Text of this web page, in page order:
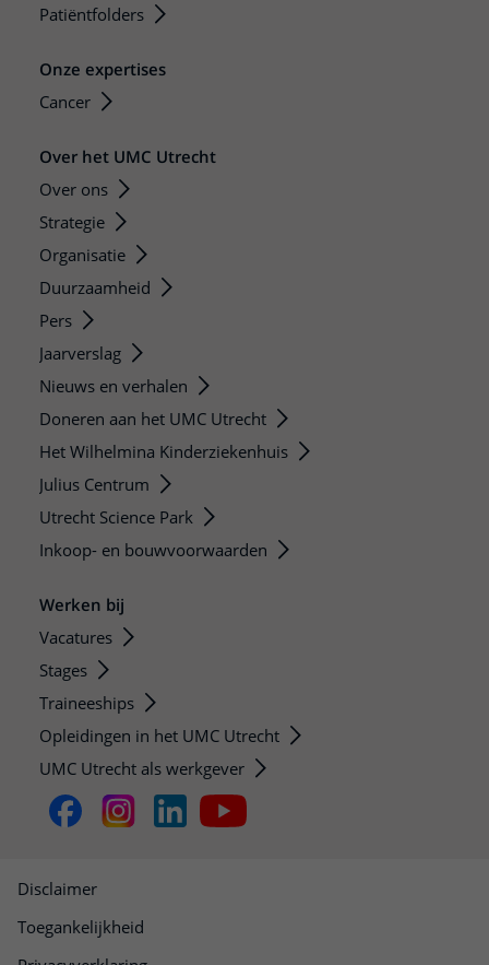
Patiëntfolders
Onze expertises
Cancer
Over het UMC Utrecht
Over ons
Strategie
Organisatie
Duurzaamheid
Pers
Jaarverslag
Nieuws en verhalen
Doneren aan het UMC Utrecht
Het Wilhelmina Kinderziekenhuis
Julius Centrum
Utrecht Science Park
Inkoop- en bouwvoorwaarden
Werken bij
Vacatures
Stages
Traineeships
Opleidingen in het UMC Utrecht
UMC Utrecht als werkgever
Disclaimer
Toegankelijkheid